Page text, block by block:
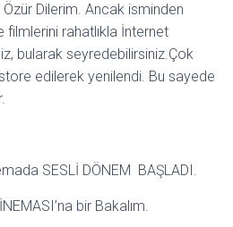
Özür Dilerim. Ancak isminden
rahatlıkla İnternet
bularak seyredebilirsiniz.Çok
edilerek yenilendi. Bu sayede
SESLİ DÖNEM BAŞLADI.
bir Bakalım.